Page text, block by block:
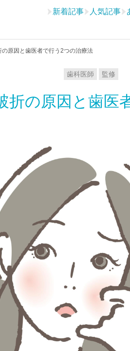
新着記事 人気記事
原因と歯医者で行う2つの治療法
歯科医師 監修
折の原因と歯医